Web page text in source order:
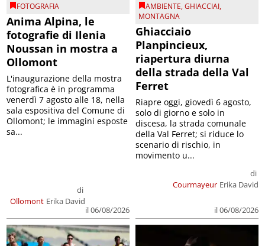
FOTOGRAFIA
Anima Alpina, le
fotografie di Ilenia
Noussan in mostra a
Ollomont
Ollomont
di
Erika David
il 06/08/2026
L'inaugurazione della mostra
fotografica è in programma
venerdì 7 agosto alle 18, nella
sala espositiva del Comune di
Ollomont; le immagini esposte
sa...
AMBIENTE,GHIACCIAI,
MONTAGNA
Ghiacciaio
Planpincieux,
riapertura diurna
della strada della Val
Ferret
Courmayeur
di
Erika David
il 06/08/2026
Riapre oggi, giovedì 6 agosto,
solo di giorno e solo in
discesa, la strada comunale
della Val Ferret; si riduce lo
scenario di rischio, in
movimento u...